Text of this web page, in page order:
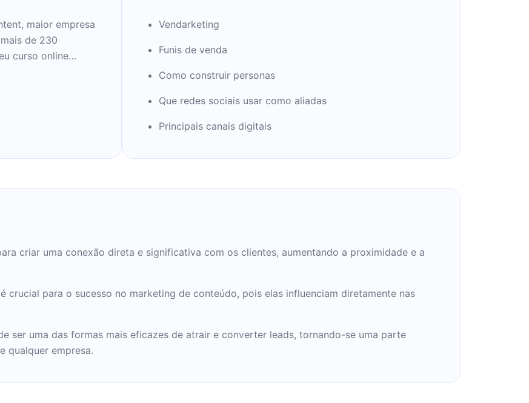
maior empresa
de 230
curso online
autoridade sobre
Vendarketing
Funis de venda
Como construir personas
Que redes sociais usar como aliadas
Principais canais digitais
criar uma conexão direta e significativa com os clientes, aumentando a proximidade e a
crucial para o sucesso no marketing de conteúdo, pois elas influenciam diretamente nas
ser uma das formas mais eficazes de atrair e converter leads, tornando-se uma parte
qualquer empresa.